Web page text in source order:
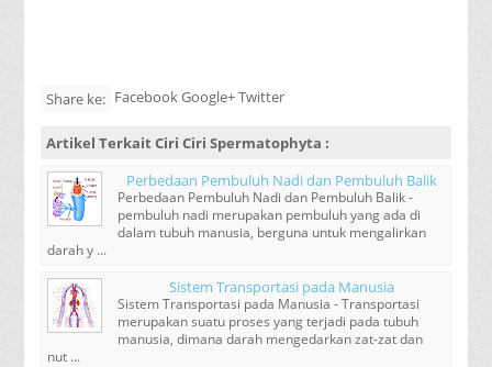
Share ke: Facebook Google+ Twitter
Artikel TerkaitCiri Ciri Spermatophyta :
Perbedaan Pembuluh Nadi dan Pembuluh Balik
Perbedaan Pembuluh Nadi dan Pembuluh Balik -
pembuluh nadi merupakan pembuluh yang ada di
dalam tubuh manusia, berguna untuk mengalirkan
darah y ...
Sistem Transportasi pada Manusia
Sistem Transportasi pada Manusia - Transportasi
merupakan suatu proses yang terjadi pada tubuh
manusia, dimana darah mengedarkan zat-zat dan
nut ...